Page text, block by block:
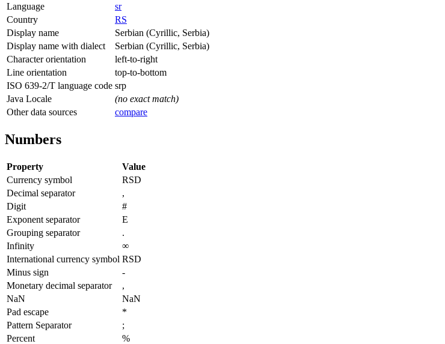
Language
sr
Country
RS
Display name
Serbian (Cyrillic, Serbia)
Display name with dialect
Serbian (Cyrillic, Serbia)
Character orientation
left-to-right
Line orientation
top-to-bottom
ISO 639-2/T language code srp
Java Locale
(no exact match)
Other data sources
compare
Numbers
Property
Value
Currency symbol
RSD
Decimal separator
,
Digit
#
Exponent separator
E
Grouping separator
.
Infinity
∞
International currency symbol RSD
Minus sign
-
Monetary decimal separator
,
NaN
NaN
Pad escape
*
Pattern Separator
;
Percent
%